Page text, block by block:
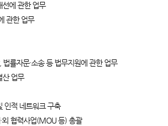
선에 관한 업무
관한 업무
률자문·소송 등 법무지원에 관한 업무
산 업무
인적 네트워크 구축
외 협력사업(MOU 등) 총괄